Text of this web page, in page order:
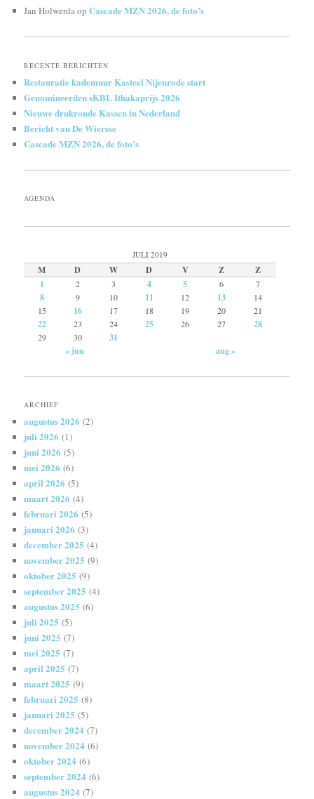
Jan HolwerdaopCascade MZN 2026, de foto’s
RECENTE BERICHTEN
Restauratie kademuur Kasteel Nijenrode start
Genomineerden sKBL Ithakaprijs 2026
Nieuwe drukronde Kassen in Nederland
Bericht van De Wiersse
Cascade MZN 2026, de foto’s
AGENDA
JULI 2019
M D W D V Z
Z
1
2 3 4 5 6 7
8 9 10 11 12 13
14
15
16 17 18 19 20 21
22 23 24 25 26 27 28
29 30
31
« jun
aug »
ARCHIEF
augustus 2026 (2)
juli 2026 (1)
juni 2026 (5)
mei 2026 (6)
april 2026 (5)
maart 2026 (4)
februari 2026 (5)
januari 2026 (3)
december 2025 (4)
november 2025 (9)
oktober 2025 (9)
september 2025 (4)
augustus 2025 (6)
juli 2025 (5)
juni 2025 (7)
mei 2025 (7)
april 2025 (7)
maart 2025 (9)
februari 2025 (8)
januari 2025 (5)
december 2024 (7)
november 2024 (6)
oktober 2024 (6)
september 2024 (6)
augustus 2024 (7)